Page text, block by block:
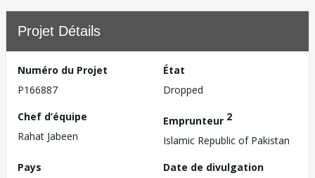
Projet Détails
Numéro du Projet
P166887
État
Dropped
Chef d’équipe
Rahat Jabeen
Emprunteur 2
Islamic Republic of Pakistan
Pays
Date de divulgation